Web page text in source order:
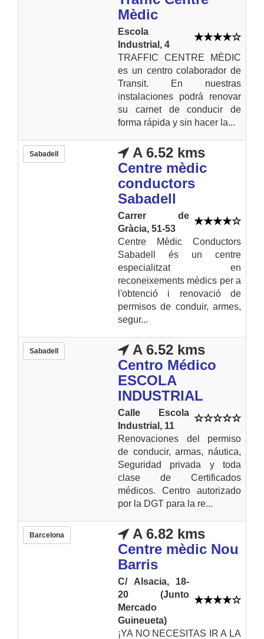
Mèdic
Escola
Industrial, 4
TRAFFIC CENTRE MÈDIC
es un centro colaborador de
Transit. En nuestras
instalaciones podrá renovar
su carnet de conducir de
forma rápida y sin hacer la...
Sabadell
A 6.52 kms
Centre mèdic
conductors
Sabadell
Carrer de
Gràcia, 51-53
Centre Mèdic Conductors
Sabadell és un centre
especialitzat en
reconeixements mèdics per a
l'obtenció i renovació de
permisos de conduir, armes,
segur...
Sabadell
A 6.52 kms
Centro Médico
ESCOLA
INDUSTRIAL
Calle Escola
Industrial, 11
Renovaciones del permiso
de conducir, armas, náutica,
Seguridad privada y toda
clase de Certificados
médicos. Centro autorizado
por la DGT para la re...
Barcelona
A 6.82 kms
Centre mèdic Nou
Barris
C/ Alsacia, 18-
20 (Junto
Mercado
Guineueta)
¡YA NO NECESITAS IR A LA